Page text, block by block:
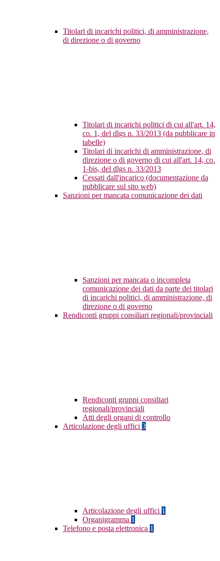
Titolari di incarichi politici, di amministrazione,
di direzione o di governo
Titolari di incarichi politici di cui all'art. 14,
co. 1, del dlgs n. 33/2013 (da pubblicare in
tabelle)
Titolari di incarichi di amministrazione, di
direzione o di governo di cui all'art. 14, co.
1-bis, del dlgs n. 33/2013
Cessati dall'incarico (documentazione da
pubblicare sul sito web)
Sanzioni per mancata comunicazione dei dati
Sanzioni per mancata o incompleta
comunicazione dei dati da parte dei titolari
di incarichi politici, di amministrazione, di
direzione o di governo
Rendiconti gruppi consiliari regionali/provinciali
Rendiconti gruppi consiliari
regionali/provinciali
Atti degli organi di controllo
Articolazione degli uffici 3
Articolazione degli uffici 1
Organigramma 1
Telefono e posta elettronica 1